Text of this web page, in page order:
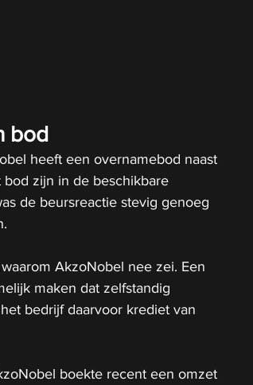
bod
heeft een overnamebod naast
zijn in de beschikbare
de beursreactie stevig genoeg
AkzoNobel nee zei. Een
maken dat zelfstandig
bedrijf daarvoor krediet van
boekte recent een omzet